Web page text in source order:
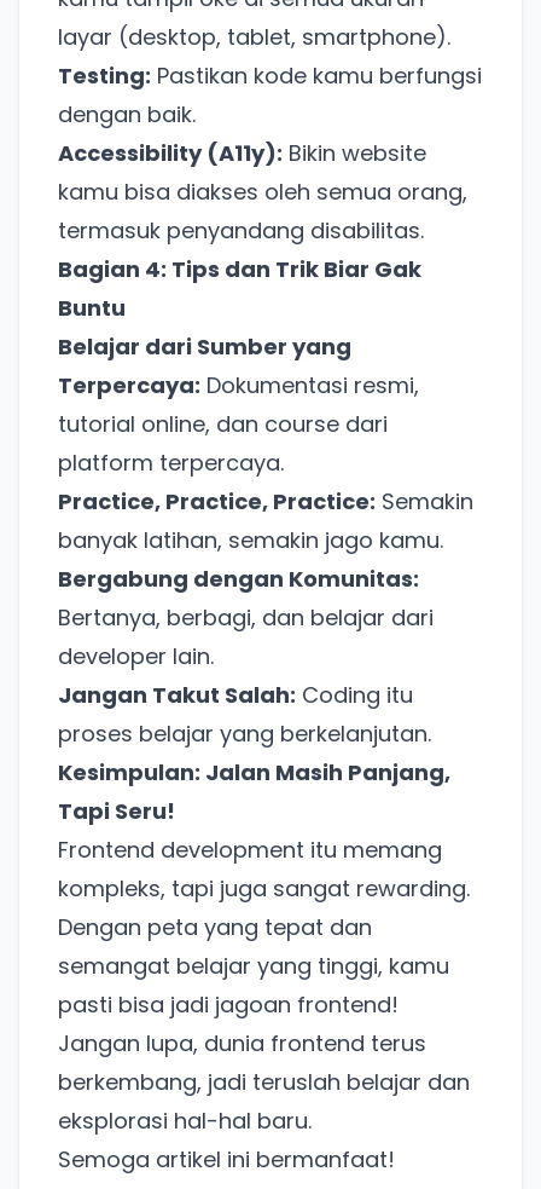
layar (desktop, tablet, smartphone).
Testing: Pastikan kode kamu berfungsi
dengan baik.
Accessibility (A11y): Bikin website
kamu bisa diakses oleh semua orang,
termasuk penyandang disabilitas.
Bagian 4: Tips dan Trik Biar Gak
Buntu
Belajar dari Sumber yang
Terpercaya: Dokumentasi resmi,
tutorial online, dan course dari
platform terpercaya.
Practice, Practice, Practice: Semakin
banyak latihan, semakin jago kamu.
Bergabung dengan Komunitas:
Bertanya, berbagi, dan belajar dari
developer lain.
Jangan Takut Salah: Coding itu
proses belajar yang berkelanjutan.
Kesimpulan: Jalan Masih Panjang,
Tapi Seru!
Frontend development itu memang
kompleks, tapi juga sangat rewarding.
Dengan peta yang tepat dan
semangat belajar yang tinggi, kamu
pasti bisa jadi jagoan frontend!
Jangan lupa, dunia frontend terus
berkembang, jadi teruslah belajar dan
eksplorasi hal-hal baru.
Semoga artikel ini bermanfaat!
Ada Website Baru!
Khusus untuk kamu yang mau coba
Punya website SMM baru nih! Coba BulkFame
Tanpa daftar ulang, gratis dicoba. Kamu tetap bisa
pakai Zona Sosmed kapan saja.
Coba BulkFame
Lain kali saja